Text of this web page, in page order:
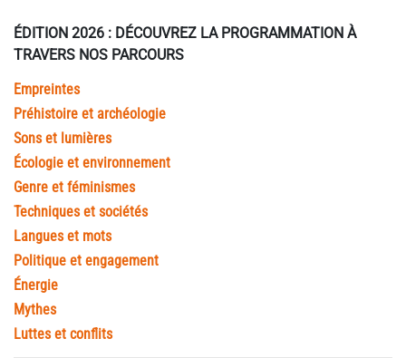
ÉDITION 2026 : DÉCOUVREZ LA PROGRAMMATION À
TRAVERS NOS PARCOURS
Empreintes
Préhistoire et archéologie
Sons et lumières
Écologie et environnement
Genre et féminismes
Techniques et sociétés
Langues et mots
Politique et engagement
Énergie
Mythes
Luttes et conflits